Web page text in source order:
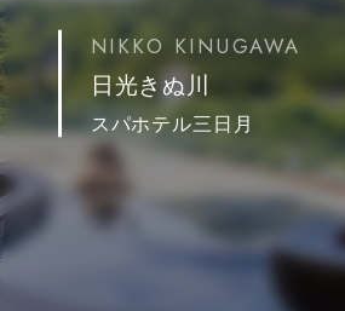
NIKKO KINUGAWA
日光きぬ川
スパホテル三日月